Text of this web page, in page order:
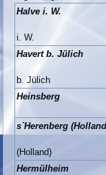
Halve i. W.
i. W.
Havert b. Jülich
b. Jülich
Heinsberg
s`Herenberg
(Holland)
Hermülheim